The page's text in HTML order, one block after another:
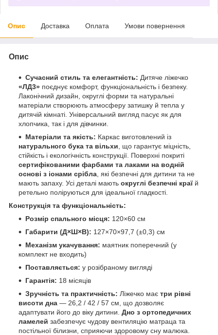
Опис Доставка Оплата Умови повернення
Опис
Сучасний стиль та елегантність: Дитяче ліжечко
«ЛД3» поєднує комфорт, функціональність і безпеку.
Лаконічний дизайн, округлі форми та натуральні
матеріали створюють атмосферу затишку й тепла у
дитячій кімнаті. Універсальний вигляд пасує як для
хлопчика, так і для дівчинки.
Матеріали та якість: Каркас виготовлений із
натурального бука та вільхи , що гарантує міцність,
стійкість і екологічність конструкції. Поверхні покриті
сертифікованими фарбами та лаками на водній
основі з іонами срібла , які безпечні для дитини та не
мають запаху. Усі деталі мають округлі безпечні країй
ретельно поліруються для ідеальної гладкості.
Конструкція та функціональність:
Розмір спального місця: 120×60 см
Габарити (Д×Ш×В): 127×70×97,7 (±0,3) см
Механізм укачування: маятник поперечний (у
комплект не входить)
Поставляється: у розібраному вигляді
Гарантія: 18 місяців
Зручність та практичність: Ліжечко має три рівні
висоти дна — 26,2 / 42 / 57 см, що дозволяє
адаптувати його до віку дитини. Дно з ортопедичних
ламелей забезпечує чудову вентиляцію матраца та
постільної білизни, сприяючи здоровому сну малюка.